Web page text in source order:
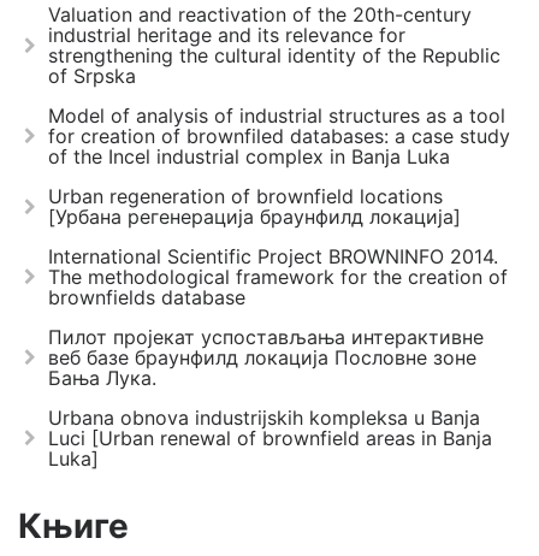
Valuation and reactivation of the 20th-century
industrial heritage and its relevance for
strengthening the cultural identity of the Republic
of Srpska
Model of analysis of industrial structures as a tool
for creation of brownfiled databases: a case study
of the Incel industrial complex in Banja Luka
Urban regeneration of brownfield locations
[Урбана регенерација браунфилд локација]
International Scientific Project BROWNINFO 2014.
The methodological framework for the creation of
brownfields database
Пилот пројекат успостављања интерактивне
веб базе браунфилд локација Пословне зоне
Бања Лука.
Urbana obnova industrijskih kompleksa u Banja
Luci [Urban renewal of brownfield areas in Banja
Luka]
Књиге